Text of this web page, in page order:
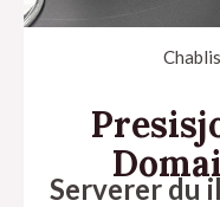
Serverer du